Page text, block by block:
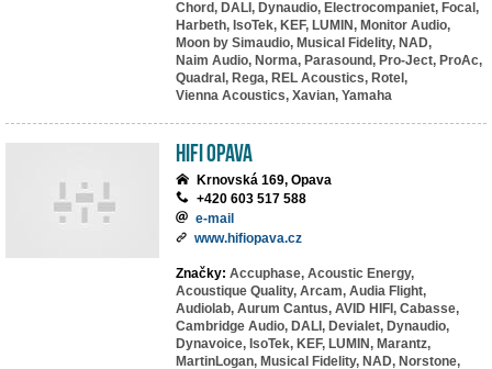
Chord, DALI, Dynaudio, Electrocompaniet, Focal,
Harbeth, IsoTek, KEF, LUMIN, Monitor Audio,
Moon by Simaudio, Musical Fidelity, NAD,
Naim Audio, Norma, Parasound, Pro-Ject, ProAc,
Quadral, Rega, REL Acoustics, Rotel,
Vienna Acoustics, Xavian, Yamaha
HIFI Opava
Krnovská 169, Opava
+420 603 517 588
e-mail
www.hifiopava.cz
Značky: Accuphase, Acoustic Energy,
Acoustique Quality, Arcam, Audia Flight,
Audiolab, Aurum Cantus, AVID HIFI, Cabasse,
Cambridge Audio, DALI, Devialet, Dynaudio,
Dynavoice, IsoTek, KEF, LUMIN, Marantz,
MartinLogan, Musical Fidelity, NAD, Norstone,